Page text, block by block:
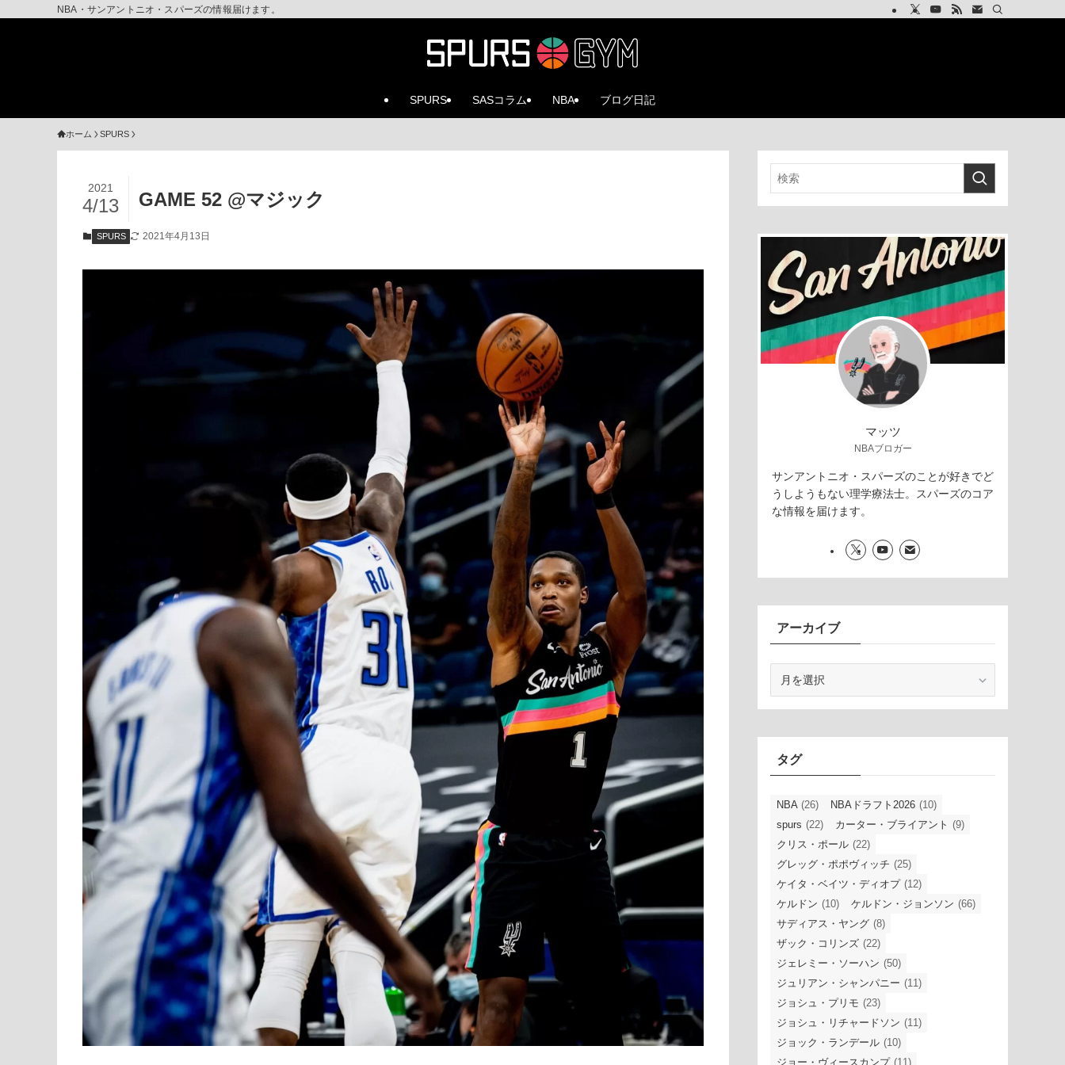
NBA・サンアントニオ・スパーズの情報届けます。
SPURS SASコラム NBA ブログ日記
ホーム SPURS
GAME 52 @マジック
2021
4/13
SPURS 2021年4月13日
マッツ
NBAブロガー
サンアントニオ・スパーズのことが好きでど
うしようもない理学療法士。スパーズのコア
な情報を届けます。
アーカイブ
ブ
タグ
NBA (26) NBAドラフト2026 (10)
spurs (22) カーター・ブライアント (9)
クリス・ポール (22)
グレッグ・ポポヴィッチ (25)
ケイタ・ベイツ・ディオプ (12)
ケルドン (10) ケルドン・ジョンソン (66)
サディアス・ヤング (8)
ザック・コリンズ (22)
ジェレミー・ソーハン (50)
ジュリアン・シャンパニー (11)
ジョシュ・プリモ (23)
ジョシュ・リチャードソン (11)
ジョック・ランデール (10)
ジョー・ヴィースカンプ (11)